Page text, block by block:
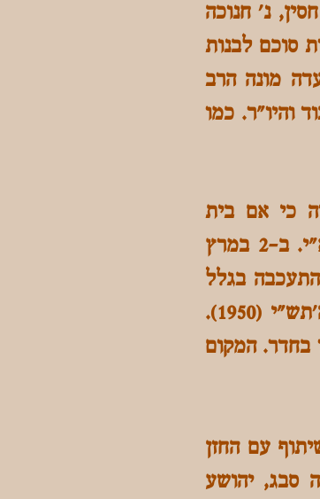
נ' חנוכה
סוכם לבנות
מונה הרב
והיו"ר. כמו
כי אם בית
א-לקים". בעקבות זאת תרמו 228 משפחות מטבריה סכום כולל של 1228 לירות א"י. ב-2 במרץ
התעכבה בגלל
קרבות מלחמת השחרור (ה'תש"ח) והיא הושלמה ונחנכה ברוב עם והדר בתחילת ה'תש"י (1950).
בחדר. המקום
עם החזן
עוד שלמה סבג, יהושע